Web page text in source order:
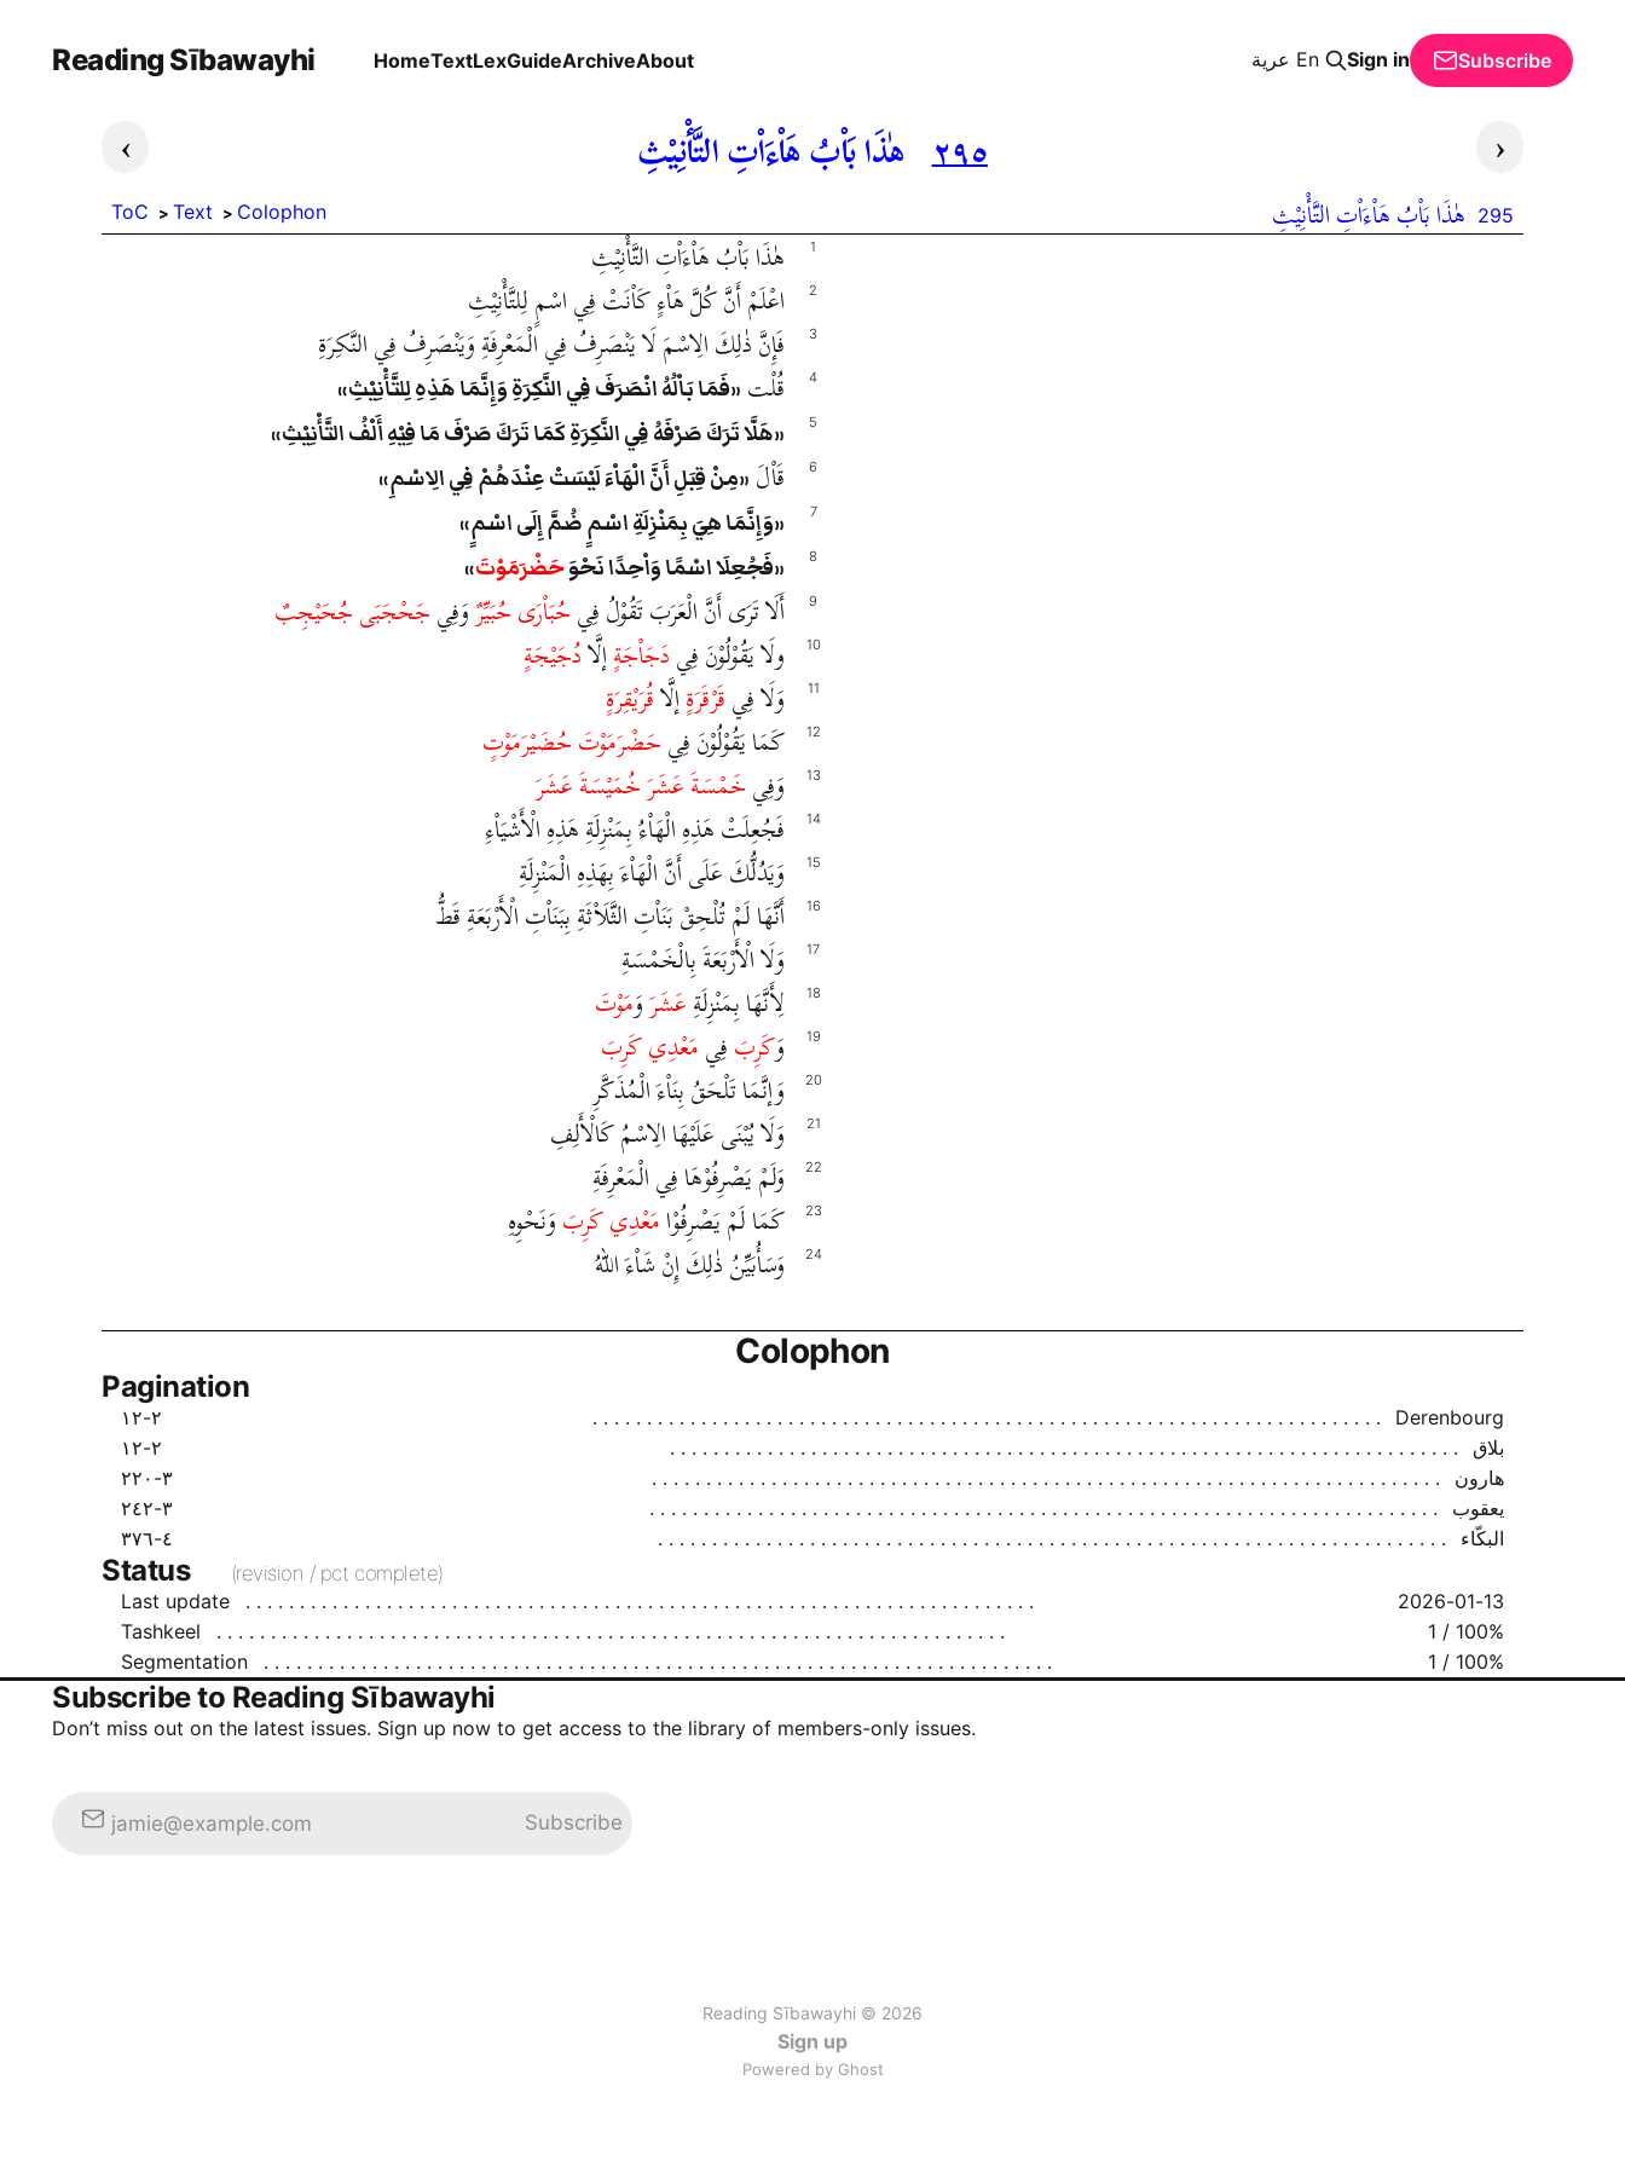
Reading Sībawayhi HomeTextLexGuideArchiveAbout عرية En Sign in Subscribe
› ‹ ٢٩٥ هٰذَا بَاْبُ هَاْءَاْتِ التَّأْنِيْثِ
ToC Text Colophon 295 هٰذَا بَاْبُ هَاْءَاْتِ التَّأْنِيْثِ
هٰذَا بَاْبُ هَاْءَاْتِ التَّأْنِيْثِ
1
اعْلَمْ أَنَّ كُلَّ هَاْءٍ كَاْنَتْ فِي اسْمٍ لِلتَّأْنِيْثِ 2
فَإِنَّ ذٰلِكَ الِاسْمَ لَا يَنْصَرِفُ فِي الْمَعْرِفَةِ وَيَنْصَرِفُ فِي النَّكِرَةِ 3
قُلْت فَمَا بَاْلُهُ انْصَرَفَ فِي النَّكِرَةِ وَإِنَّمَا هَذِهِ لِلتَّأْنِيْثِ 4
هَلَّا تَرَكَ صَرْفَهُ فِي النَّكِرَةِ كَمَا تَرَكَ صَرْفَ مَا فِيْهِ أَلْفُ التَّأْنِيْثِ 5
قَاْلَ مِنْ قِبَلِ أَنَّ الْهَاْءَ لَيْسَتْ عِنْدَهُمْ فِي الِاسْمِ 6
وَإِنَّمَا هِيَ بِمَنْزِلَةِ اسْمٍ ضُمَّ إِلَى اسْمٍ 7
فَجُعِلَا اسْمًا وَاْحِدًا نَحْوَحَضْرَمَوْتَ 8
أَلَا تَرَى أَنَّ الْعَرَبَ تَقُوْلُ فِيحُبَاْرَىحُبَيِّرٌوَفِيجَحْجَبَىجُحَيْجِبٌ 9
ولَا يَقُوْلُوْنَ فِيدَجَاْجَةٍإلَّادُجَيْجَةٍ 10
وَلَا فِيقَرْقَرَةٍإلَّاقُرَيْقِرَةٍ 11
كَمَا يَقُوْلُوْنَ فِيحَضْرَمَوْتَحُضَيْرَمَوْتٍ 12
وَفِيخَمْسَةَ عَشَرَخُمَيْسَةَ عَشَرَ 13
فَجُعِلَتْ هَذِهِ الْهَاْءُ بِمَنْزِلَةِ هَذِهِ الْأَشْيَاْءِ 14
وَيَدُلُّكَ عَلَى أَنَّ الْهَاْءَ بِهَذِهِ الْمَنْزِلَةِ 15
أَنَّهَا لَمْ تُلْحِقْ بَنَاْتِ الثَّلَاْثَةِ بِبَنَاْتِ الْأَرْبَعَةِ قَطُّ 16
وَلَا الْأَرْبَعَةَ بِالْخَمْسَةِ 17
لِأَنَّهَا بِمَنْزِلَةِعَشَرَوَمَوْتَ 18
وَكَرِبَفِيمَعْدِي كَرِبَ 19
وَإنَّمَا تَلْحَقُ بِنَاْءَ الْمُذَكَّرِ 20
وَلَا يُبْنَى عَلَيْهَا الِاسْمُ كَالْأَلِفِ 21
وَلَمْ يَصْرِفُوْهَا فِي الْمَعْرِفَةِ 22
كَمَا لَمْ يَصْرِفُوْامَعْدِي كَرِبَوَنَحْوِهِ 23
وَسَأُبَيِّنُ ذٰلِكَ إِنْ شَاْءَ اللهُ 24
Colophon
Pagination
Derenbourg
٢-١٢
بلاق
٢-١٢
هارون
٣-٢٢٠
يعقوب
٣-٢٤٢
البكّاء
٤-٣٧٦
Status
(revision / pct complete)
Last update
2026-01-13
Tashkeel
1 / 100%
Segmentation
1 / 100%
Subscribe to Reading Sībawayhi
Don’t miss out on the latest issues. Sign up now to get access to the library of members-only issues.
jamie@example.com Subscribe
Reading Sībawayhi © 2026
Sign up
Powered by Ghost